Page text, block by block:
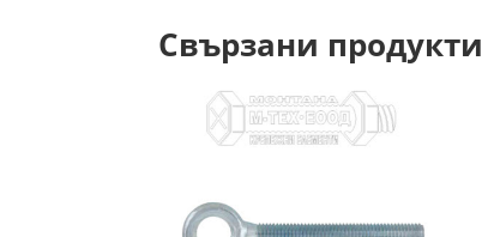
Свързани продукти